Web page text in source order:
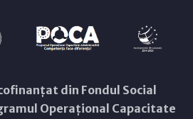
din Fondul Social
Operațional Capacitate